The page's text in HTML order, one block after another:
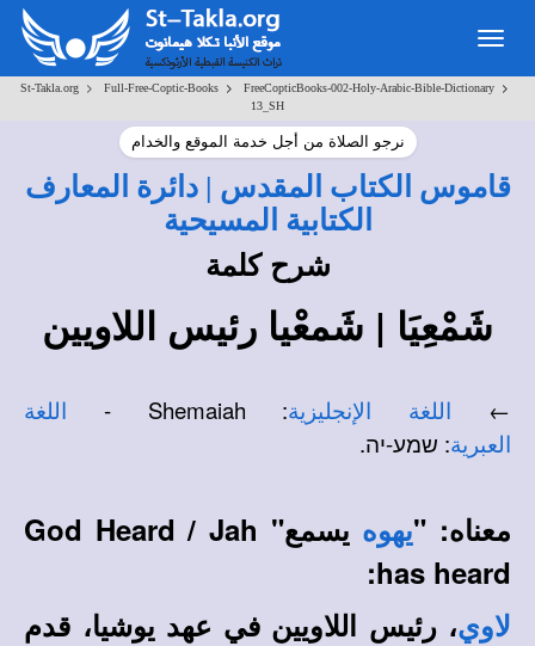
Toggle
navigation
St-Takla.org> Full-Free-Coptic-Books> FreeCopticBooks-002-Holy-Arabic-Bible-Dictionary>
13_SH
نرجو الصلاة من أجل خدمة الموقع والخدام
قاموس الكتاب المقدس | دائرة المعارف
الكتابية المسيحية
شرح كلمة
شَمْعِيَا | شَمعْيا رئيس اللاويين
← اللغة الإنجليزية: Shemaiah -
اللغة
العبرية: שמע-יה.
معناه: "يهوه يسمع" God Heard / Jah
has heard
:
لاوي، رئيس اللاويين في عهد يوشيا، قدم